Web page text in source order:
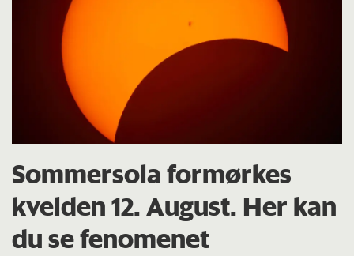
Sommersola formørkes
kvelden 12. August. Her kan
du se fenomenet